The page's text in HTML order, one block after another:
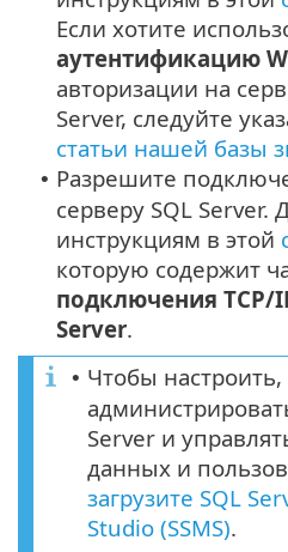
Если хотите
аутентификацию
авторизации на
Server, следуйте
статьи нашей базы
• Разрешите
серверу SQL Server.
инструкциям в этой
которую содержит
подключения TCP/
Server.
• Чтобы настроить,
Server и
данных и
загрузите SQL
Studio (SSMS).